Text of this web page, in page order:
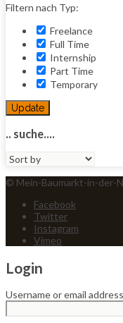
Filtern nach Typ:
Freelance
Full Time
Internship
Part Time
Temporary
Update
.. suche....
Sort
© Mein-Baumarkt-in-der-
Facebook
Twitter
Instagram
Vimeo
Login
Username or email address